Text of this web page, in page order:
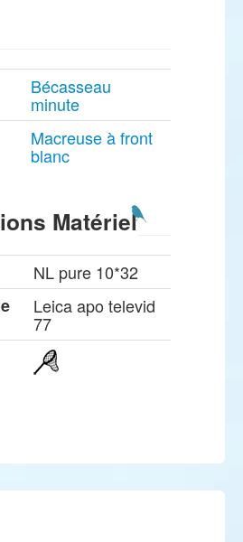
Bécasseau
minute
Macreuse à front
blanc
Matériel
NL pure 10*32
Leica apo televid
77